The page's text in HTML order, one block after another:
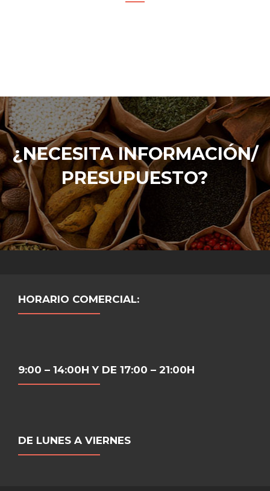
¿NECESITA INFORMACIÓN/
PRESUPUESTO?
HORARIO COMERCIAL:
9:00 – 14:00H Y DE 17:00 – 21:00H
DE LUNES A VIERNES